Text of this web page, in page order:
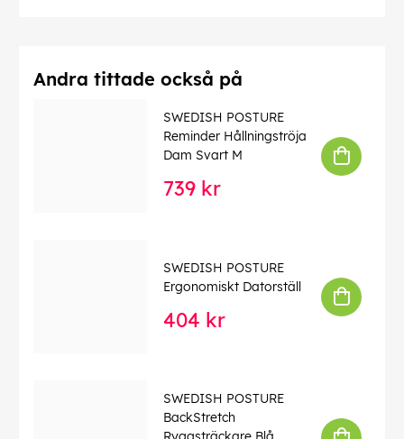
Andra tittade också på
SWEDISH POSTURE
Reminder Hållningströja
Dam Svart M
739 kr
SWEDISH POSTURE
Ergonomiskt Datorställ
404 kr
SWEDISH POSTURE
BackStretch